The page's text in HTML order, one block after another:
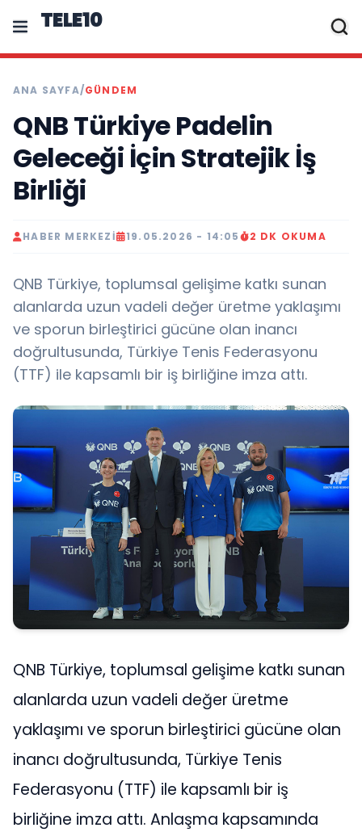
TELE10
ANA SAYFA/GÜNDEM
QNB Türkiye Padelin
Geleceği İçin Stratejik İş
Birliği
HABER MERKEZI 19.05.2026 - 14:05 2 DK OKUMA
QNB Türkiye, toplumsal gelişime katkı sunan
alanlarda uzun vadeli değer üretme yaklaşımı
ve sporun birleştirici gücüne olan inancı
doğrultusunda, Türkiye Tenis Federasyonu
(TTF) ile kapsamlı bir iş birliğine imza attı.
QNB Türkiye, toplumsal gelişime katkı sunan
alanlarda uzun vadeli değer üretme
yaklaşımı ve sporun birleştirici gücüne olan
inancı doğrultusunda, Türkiye Tenis
Federasyonu (TTF) ile kapsamlı bir iş
birliğine imza attı. Anlaşma kapsamında